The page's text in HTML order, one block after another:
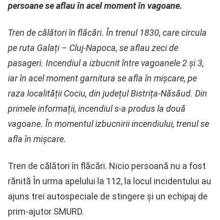
persoane se aflau în acel moment în vagoane.
Tren de călători în flăcări. În trenul 1830, care circula
pe ruta Galați – Cluj-Napoca, se aflau zeci de
pasageri. Incendiul a izbucnit între vagoanele 2 și 3,
iar în acel moment garnitura se afla în mișcare, pe
raza localității Cociu, din județul Bistrița-Năsăud. Din
primele informații, incendiul s-a produs la două
vagoane. În momentul izbucnirii incendiului, trenul se
afla în mișcare.
Tren de călători în flăcări. Nicio persoană nu a fost
rănită În urma apelului la 112, la locul incidentului au
ajuns trei autospeciale de stingere și un echipaj de
prim-ajutor SMURD.